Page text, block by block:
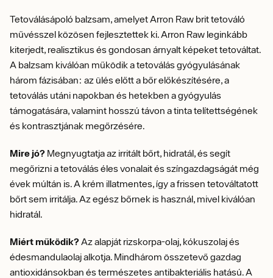
Tetoválásápoló balzsam, amelyet Arron Raw brit tetováló
művésszel közösen fejlesztettek ki. Arron Raw leginkább
kiterjedt, realisztikus és gondosan árnyalt képeket tetováltat.
A balzsam kiválóan működik a tetoválás gyógyulásának
három fázisában: az ülés előtt a bőr előkészítésére, a
tetoválás utáni napokban és hetekben a gyógyulás
támogatására, valamint hosszú távon a tinta telítettségének
és kontrasztjának megőrzésére.
Mire jó? Megnyugtatja az irritált bőrt, hidratál, és segít
megőrizni a tetoválás éles vonalait és színgazdagságát még
évek múltán is. A krém illatmentes, így a frissen tetováltatott
bőrt sem irritálja. Az egész bőrnek is használ, mivel kiválóan
hidratál.
Miért működik? Az alapját rizskorpa-olaj, kókuszolaj és
édesmandulaolaj alkotja. Mindhárom összetevő gazdag
antioxidánsokban és természetes antibakteriális hatású. A